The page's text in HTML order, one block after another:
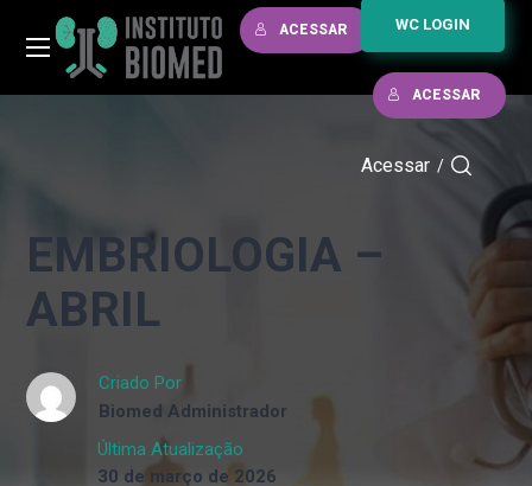
ACESSAR WC LOGIN
ACESSAR
Acessar /
EMBRIOLOGIA –
ABRIL
Criado Por
Biomed Administrador
Última Atualização
30 de março de 2026